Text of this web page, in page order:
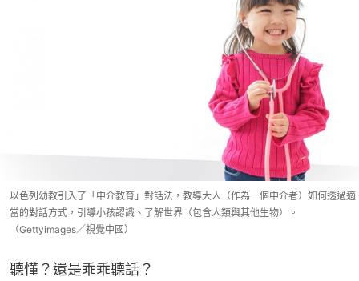
以色列幼教引入了「中介教育」對話法，教導大人（作為一個中介者）如何透過適
當的對話方式，引導小孩認識、了解世界（包含人類與其他生物）。
（Gettyimages／視覺中國）
聽懂？還是乖乖聽話？